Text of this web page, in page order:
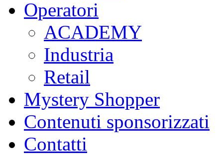
Operatori
ACADEMY
Industria
Retail
Mystery Shopper
Contenuti sponsorizzati
Contatti